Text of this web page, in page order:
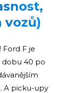
Ford F je
dobu 40 po
A picku-upy